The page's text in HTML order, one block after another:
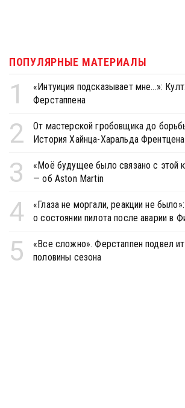
ПОПУЛЯРНЫЕ МАТЕРИАЛЫ
1
«Интуиция подсказывает мне...»:
Ферстаппена
2
От мастерской гробовщика до
История Хайнца-Харальда Френтцена
3
«Моё будущее было связано с этой
— об Aston Martin
4
«Глаза не моргали, реакции не
о состоянии пилота после аварии в
5
«Все сложно». Ферстаппен подвел
половины сезона